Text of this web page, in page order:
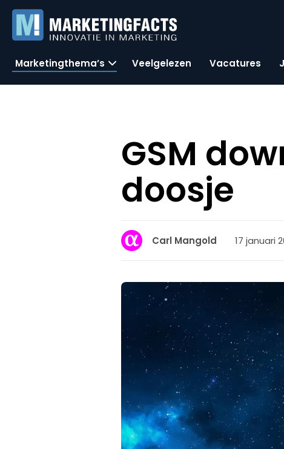
Marketingthema’s Veelgelezen Vacatures
GSM
doosje
Carl Mangold 17 januari